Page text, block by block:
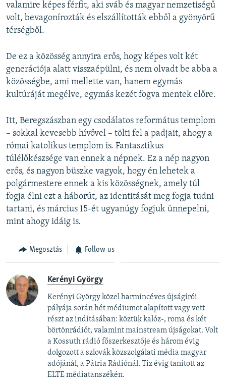
valamire képes férfit, aki sváb és magyar nemzetiségű
volt, bevagonírozták és elszállították ebből a gyönyörű
térségből.
De ez a közösség annyira erős, hogy képes volt két
generációja alatt visszaépülni, és nem olvadt be abba a
közösségbe, ami mellette van, hanem egymás
kultúráját megélve, egymás kezét fogva mentek előre.
Itt, Beregszászban egy csodálatos református templom
– sokkal kevesebb hívővel – tölti fel a padjait, ahogy a
római katolikus templom is. Fantasztikus
túlélőkészsége van ennek a népnek. Ez a nép nagyon
erős, és nagyon büszke vagyok, hogy én lehetek a
polgármestere ennek a kis közösségnek, amely túl
fogja élni ezt a háborút, az identitását meg fogja tudni
tartani, és március 15-ét ugyanúgy fogjuk ünnepelni,
mint ahogy idáig is.
Megosztás Follow us
Kerényi György
Kerényi György közel harmincéves újságírói
pályája során hét médiumot alapított vagy vett
részt az indításában: köztük kalóz-, roma és két
börtönrádiót, valamint mainstream újságokat. Volt
a Kossuth rádió főszerkesztője és három évig
dolgozott a szlovák közszolgálati média magyar
adójánál, a Pátria Rádiónál. Tíz évig tanított az
ELTE médiatanszékén.